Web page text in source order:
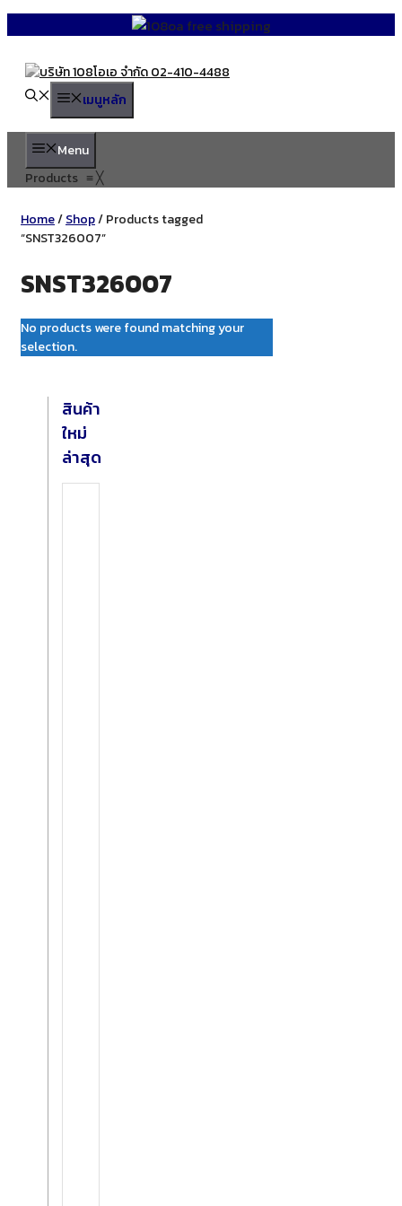
content
เมนูหลัก
Menu
Products ≡╳
Home/Shop/ Products tagged
“SNST326007”
SNST326007
No products were found matching your
selection.
สินค้า
ใหม่
ล่าสุด